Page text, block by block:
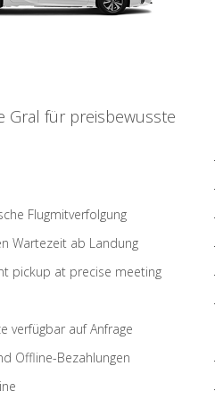
Gral für preisbewusste
Flugmitverfolgung
Wartezeit ab Landung
pickup at precise meeting
verfügbar auf Anfrage
Offline-Bezahlungen